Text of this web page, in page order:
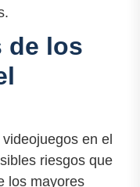
de los
en el
riesgos que
los mayores